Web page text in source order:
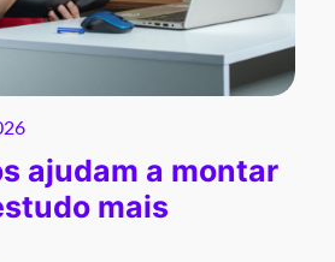
ajudam a montar
mais